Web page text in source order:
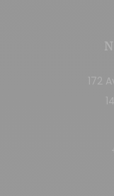
172